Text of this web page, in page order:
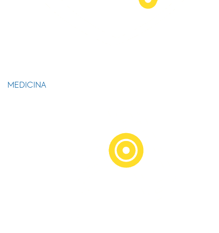
MEDICINA